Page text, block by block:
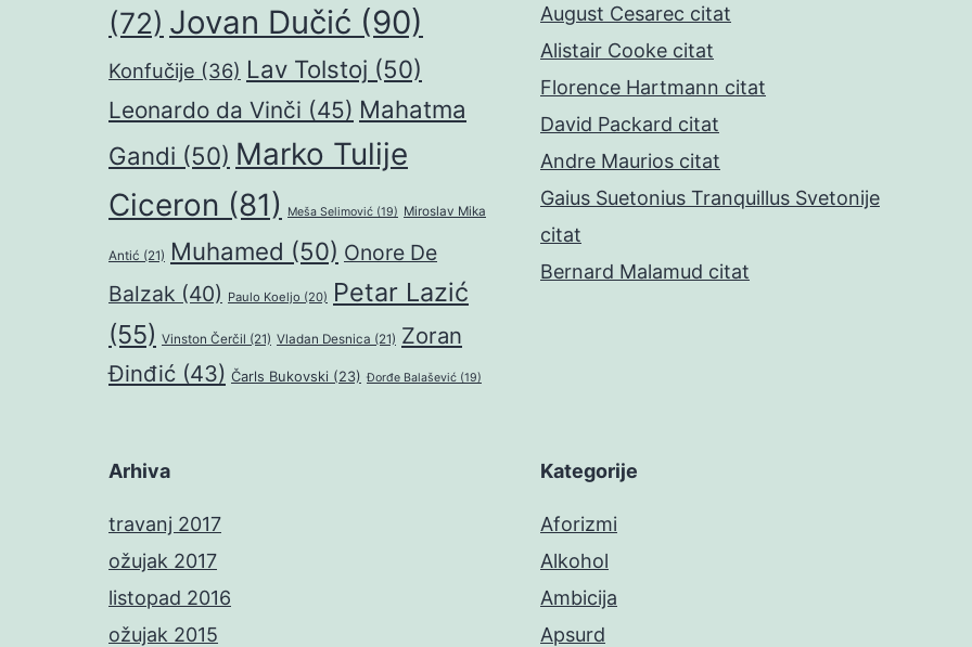
(72) Jovan Dučić (90)
Konfučije (36) Lav Tolstoj (50)
Leonardo da Vinči (45) Mahatma
Gandi (50) Marko Tulije
Ciceron (81) Meša Selimović (19) Miroslav Mika
Antić (21) Muhamed (50) Onore De
Balzak (40) Paulo Koeljo (20) Petar Lazić
(55) Vinston Čerčil (21) Vladan Desnica (21) Zoran
Đinđić (43) Čarls Bukovski (23) Đorđe Balašević (19)
August Cesarec citat
Alistair Cooke citat
Florence Hartmann citat
David Packard citat
Andre Maurios citat
Gaius Suetonius Tranquillus Svetonije
citat
Bernard Malamud citat
Arhiva
travanj 2017
ožujak 2017
listopad 2016
ožujak 2015
Kategorije
Aforizmi
Alkohol
Ambicija
Apsurd